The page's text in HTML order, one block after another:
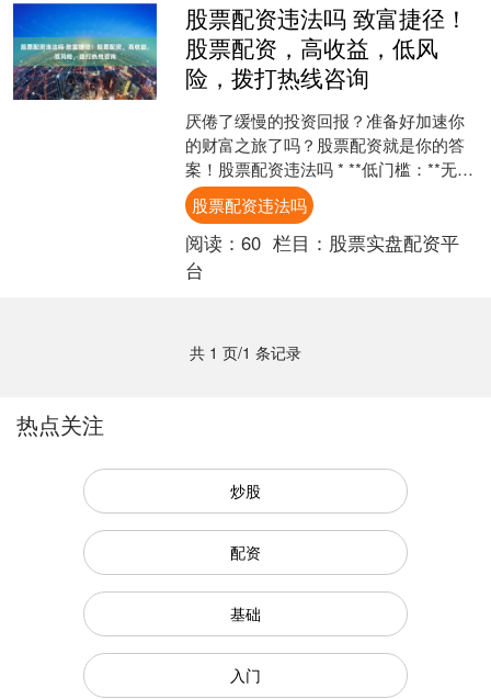
股票配资违法吗 致富捷径！
股票配资，高收益，低风
险，拨打热线咨询
厌倦了缓慢的投资回报？准备好加速你
的财富之旅了吗？股票配资就是你的答
案！股票配资违法吗 * **低门槛：**无需
抵押物，即可获得配资。 股票配资是一
种杠杆化投资....
股票配资违法吗
阅读： 60 栏目： 股票实盘配资平
台
共 1 页/1 条记录
热点关注
炒股
配资
基础
入门